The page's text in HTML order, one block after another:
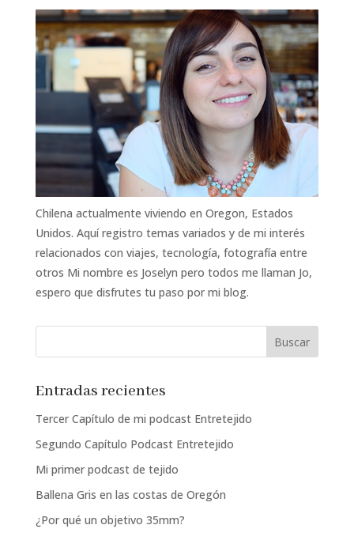
Chilena actualmente viviendo en Oregon, Estados
Unidos. Aquí registro temas variados y de mi interés
relacionados con viajes, tecnología, fotografía entre
otros Mi nombre es Joselyn pero todos me llaman Jo,
espero que disfrutes tu paso por mi blog.
Entradas recientes
Tercer Capítulo de mi podcast Entretejido
Segundo Capítulo Podcast Entretejido
Mi primer podcast de tejido
Ballena Gris en las costas de Oregón
¿Por qué un objetivo 35mm?